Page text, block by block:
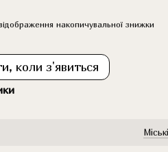
накопичувальної знижки
коли з'явиться
Міські